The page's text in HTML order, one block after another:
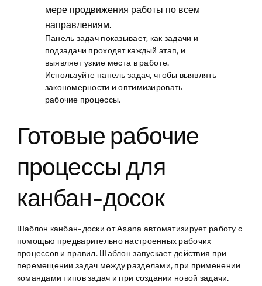
мере продвижения работы по всем
направлениям.
Панель задач показывает, как задачи и
подзадачи проходят каждый этап, и
выявляет узкие места в работе.
Используйте панель задач, чтобы выявлять
закономерности и оптимизировать
рабочие процессы.
Готовые рабочие
процессы для
канбан-досок
Шаблон канбан-доски от Asana автоматизирует работу с
помощью предварительно настроенных рабочих
процессов и правил. Шаблон запускает действия при
перемещении задач между разделами, при применении
командами типов задач и при создании новой задачи.